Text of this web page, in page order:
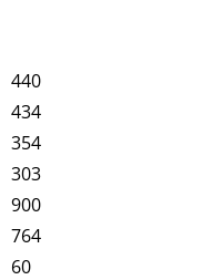
440
434
354
303
900
764
60